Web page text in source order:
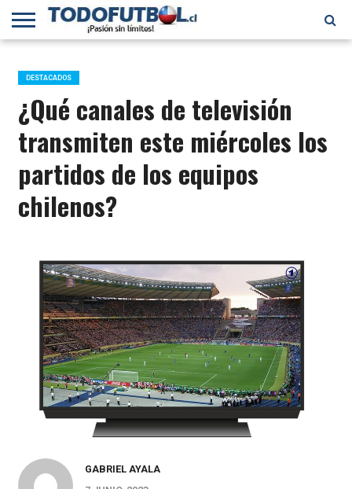
PRIMERA
B
SELECCIÓN
CHILENA
CHILENOS
EN EL
MUNDO
FÚTBOL
INTERNACIONAL
DESTACADOS
¿Qué canales de televisión
transmiten este miércoles los
partidos de los equipos
chilenos?
GABRIEL AYALA